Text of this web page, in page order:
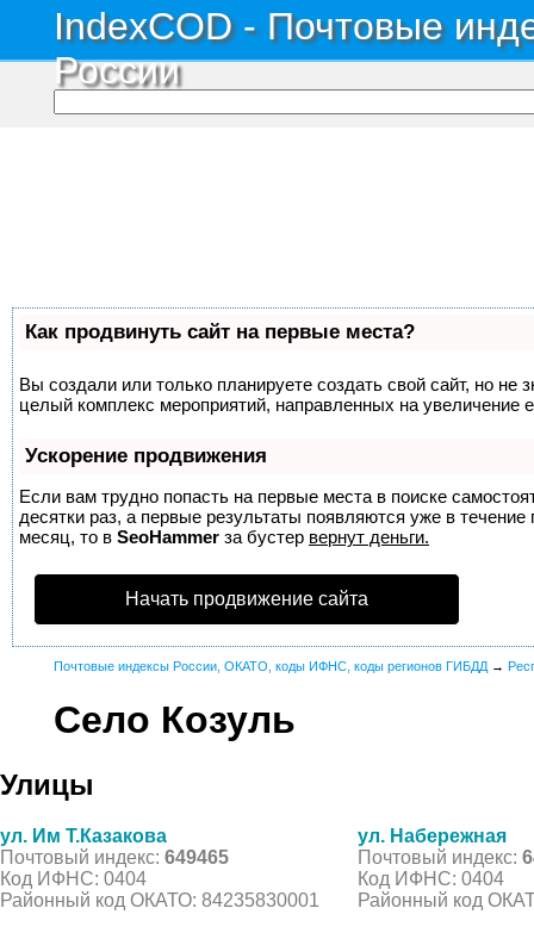
IndexCOD - Почтовые
России
Как продвинуть сайт на первые места?
Вы создали или только планируете создать свой сайт, но не
целый комплекс мероприятий, направленных на увеличение
Ускорение продвижения
Если вам трудно попасть на первые места в поиске
десятки раз, а первые результаты появляются уже в
месяц, то в SeoHammer за бустер вернут деньги.
Начать продвижение сайта
Почтовые индексы России, ОКАТО, коды ИФНС, коды регионов ГИБДД →
Село Козуль
Улицы
ул. Им Т.Казакова
Почтовый индекс: 649465
Код ИФНС: 0404
Районный код ОКАТО: 84235830001
ул. Набережная
Почтовый индекс:
Код ИФНС: 0404
Районный код